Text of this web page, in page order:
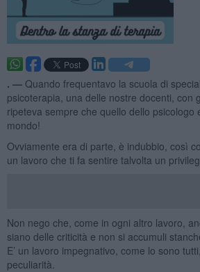
. — Quando frequentavo la scuola di
psicoterapia, una delle nostre docenti, con
ripeteva sempre che quello dello psicologo
mondo!
Ovviamente era di parte, è indubbio, così
un lavoro che ti fa sentire talvolta un
Non nego che, come in ogni altro lavoro,
siano delle criticità e non si accumuli
E’ un lavoro impegnativo, come lo sono
peculiarità.